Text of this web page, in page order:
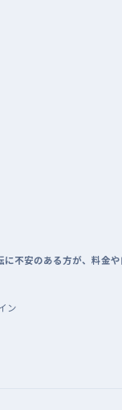
不安のある方が、料金
ン